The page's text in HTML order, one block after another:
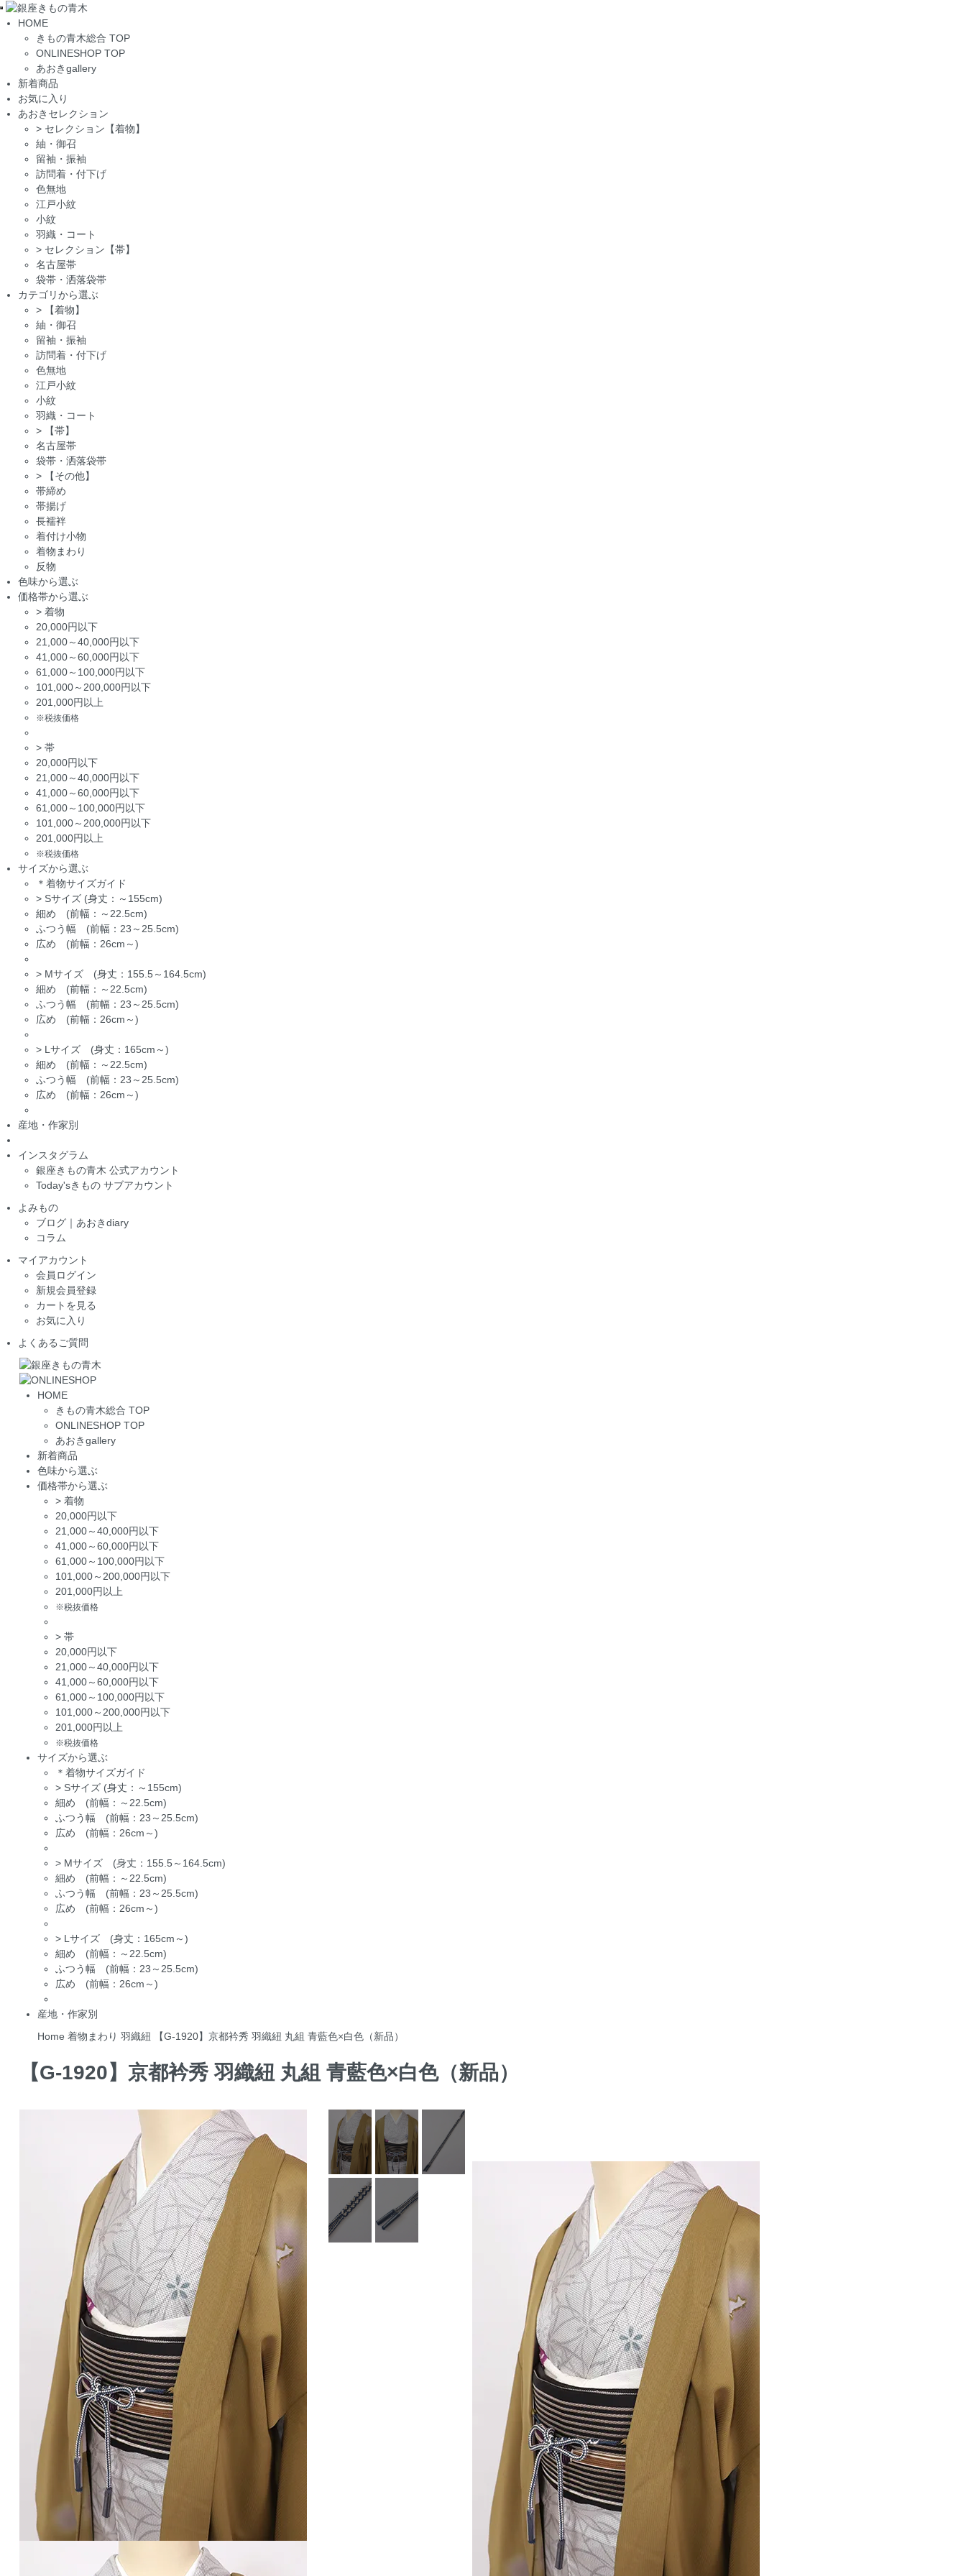
Toggle
navigation
HOME
きもの青木総合 TOP
ONLINESHOP TOP
あおきgallery
新着商品
お気に入り
あおきセレクション
> セレクション【着物】
紬・御召
留袖・振袖
訪問着・付下げ
色無地
江戸小紋
小紋
羽織・コート
> セレクション【帯】
名古屋帯
袋帯・洒落袋帯
カテゴリから選ぶ
>
【着物】
紬・御召
留袖・振袖
訪問着・付下げ
色無地
江戸小紋
小紋
羽織・コート
>
【帯】
名古屋帯
袋帯・洒落袋帯
>
【その他】
帯締め
帯揚げ
長襦袢
着付け小物
着物まわり
反物
色味から選ぶ
価格帯から選ぶ
> 着物
20,000円以下
21,000～40,000円以下
41,000～60,000円以下
61,000～100,000円以下
101,000～200,000円以下
201,000円以上
※税抜価格
> 帯
20,000円以下
21,000～40,000円以下
41,000～60,000円以下
61,000～100,000円以下
101,000～200,000円以下
201,000円以上
※税抜価格
サイズから選ぶ
＊着物サイズガイド
> Sサイズ (身丈：～155cm)
細め (前幅：～22.5cm)
ふつう幅 (前幅：23～25.5cm)
広め (前幅：26cm～)
> Mサイズ (身丈：155.5～164.5cm)
細め (前幅：～22.5cm)
ふつう幅 (前幅：23～25.5cm)
広め (前幅：26cm～)
> Lサイズ (身丈：165cm～)
細め (前幅：～22.5cm)
ふつう幅 (前幅：23～25.5cm)
広め (前幅：26cm～)
産地・作家別
インスタグラム
銀座きもの青木 公式アカウント
Today'sきもの サブアカウント
よみもの
ブログ｜あおきdiary
コラム
マイアカウント
会員ログイン
新規会員登録
カートを見る
お気に入り
よくあるご質問
HOME
きもの青木総合 TOP
ONLINESHOP TOP
あおきgallery
新着商品
色味から選ぶ
価格帯から選ぶ
> 着物
20,000円以下
21,000～40,000円以下
41,000～60,000円以下
61,000～100,000円以下
101,000～200,000円以下
201,000円以上
※税抜価格
> 帯
20,000円以下
21,000～40,000円以下
41,000～60,000円以下
61,000～100,000円以下
101,000～200,000円以下
201,000円以上
※税抜価格
サイズから選ぶ
＊着物サイズガイド
> Sサイズ (身丈：～155cm)
細め (前幅：～22.5cm)
ふつう幅 (前幅：23～25.5cm)
広め (前幅：26cm～)
> Mサイズ (身丈：155.5～164.5cm)
細め (前幅：～22.5cm)
ふつう幅 (前幅：23～25.5cm)
広め (前幅：26cm～)
> Lサイズ (身丈：165cm～)
細め (前幅：～22.5cm)
ふつう幅 (前幅：23～25.5cm)
広め (前幅：26cm～)
産地・作家別
Home 着物まわり 羽織紐 【G-1920】京都衿秀 羽織紐 丸組 青藍色×白色（新品）
【G-1920】京都衿秀 羽織紐 丸組 青藍色×白色（新品）